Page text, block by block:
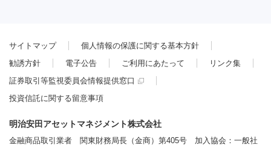
サイトマップ
個人情報の保護に関する基本方針
勧誘方針
電子公告 ご利用にあたって
リンク集
証券取引等監視委員会情報提供窓口
投資信託に関する留意事項
明治安田アセットマネジメント株式会社
金融商品取引業者 関東財務局長（金商）第405号 加入協会：一般社